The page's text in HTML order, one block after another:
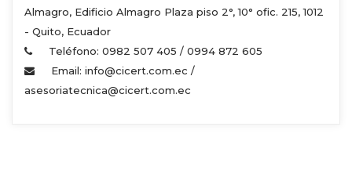
Almagro, Edificio Almagro Plaza piso 2°, 10° ofic. 215, 1012
- Quito, Ecuador
Teléfono: 0982 507 405 / 0994 872 605
Email: info@cicert.com.ec /
asesoriatecnica@cicert.com.ec